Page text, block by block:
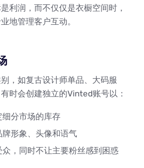
利润，而不仅仅是衣橱空间时，
地管理客户互动。
，如复古设计师单品、大码服
时会创建独立的Vinted账号以：
分市场的库存
形象、头像和语气
，同时不让主要粉丝感到困惑